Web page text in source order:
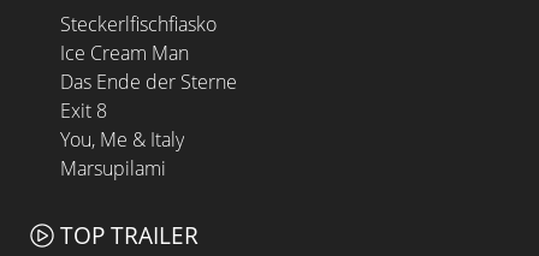
Steckerlfischfiasko
Ice Cream Man
Das Ende der Sterne
Exit 8
You, Me & Italy
Marsupilami
TOP TRAILER